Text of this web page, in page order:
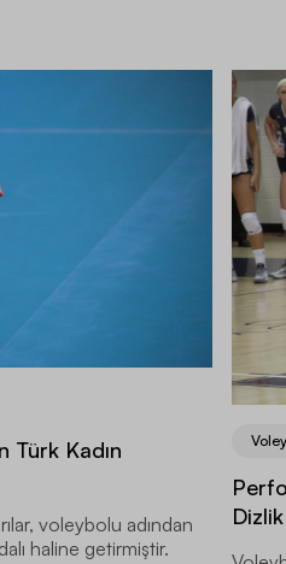
Türk Kadın
voleybolu adından
haline getirmiştir.